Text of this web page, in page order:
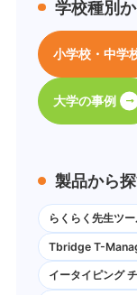
学校種別
小学校・中学
大学の事例
製品から
らくらく先生ツ
Tbridge T-
イータイピング